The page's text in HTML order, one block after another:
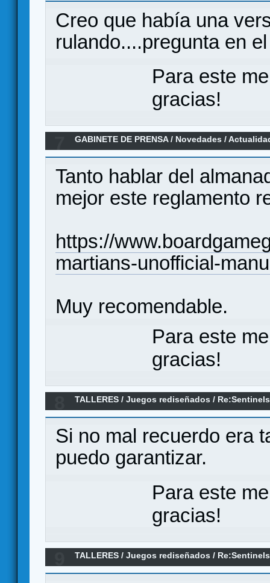
Creo que había una
rulando....pregunta en
Para este
gracias!
GABINETE DE PRENSA/ Novedades /
aventuras en el planeta Rojo, en castellano por
Tanto hablar del
mejor este reglamento
https://
martians-unofficial-
Muy recomendable.
Para este
gracias!
TALLERES /Juegos rediseñados /
Si no mal recuerdo era
puedo garantizar.
Para este
gracias!
TALLERES /Juegos rediseñados /